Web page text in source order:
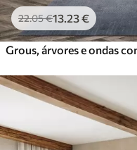
22.05€13 .23€